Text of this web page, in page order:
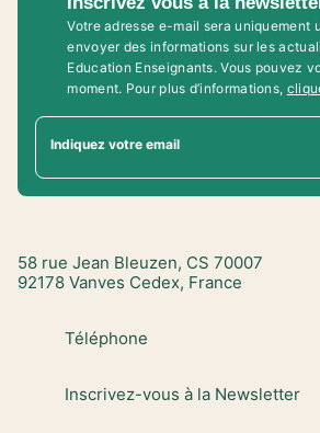
Votre adresse e-mail sera uniquement
envoyer des informations sur les
Education Enseignants. Vous pouvez
moment. Pour plus d’informations,
Indiquez votre email
58 rue Jean Bleuzen, CS 70007
92178 Vanves Cedex, France
Téléphone
Inscrivez-vous à la Newsletter